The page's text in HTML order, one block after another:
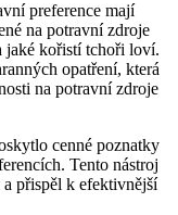
preference mají
na potravní zdroje
jaké kořistí tchoři loví.
opatření, která
na potravní zdroje
cenné poznatky
Tento nástroj
přispěl k efektivnější